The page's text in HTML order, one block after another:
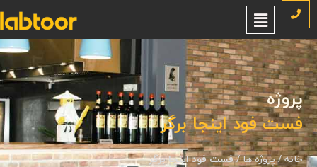
فود اینجا برگر
/پروژه ها/فست فود اینجا برگر